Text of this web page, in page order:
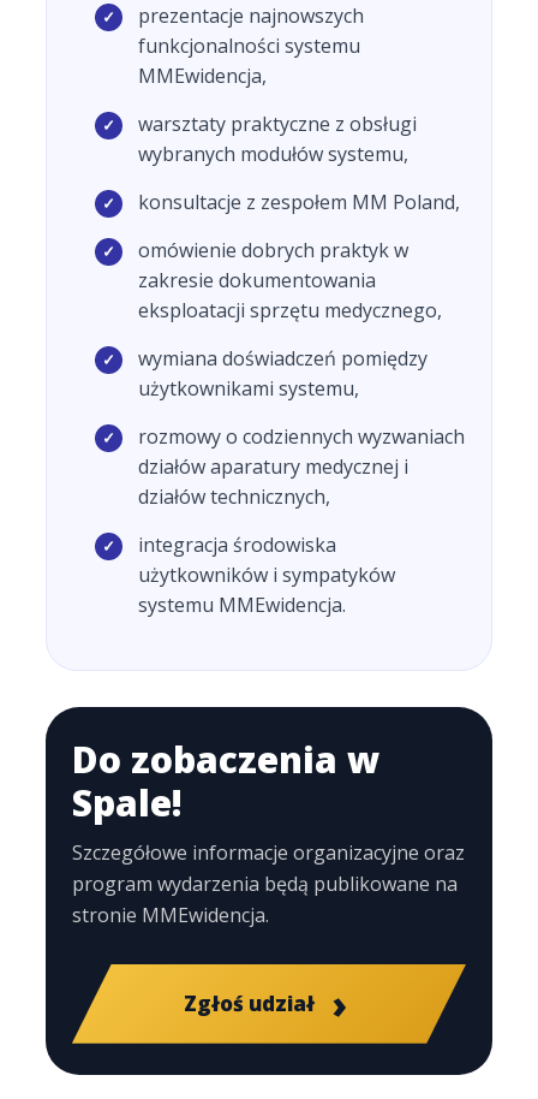
prezentacje najnowszych
funkcjonalności systemu
MMEwidencja,
warsztaty praktyczne z obsługi
wybranych modułów systemu,
konsultacje z zespołem MM Poland,
omówienie dobrych praktyk w
zakresie dokumentowania
eksploatacji sprzętu medycznego,
wymiana doświadczeń pomiędzy
użytkownikami systemu,
rozmowy o codziennych wyzwaniach
działów aparatury medycznej i
działów technicznych,
integracja środowiska
użytkowników i sympatyków
systemu MMEwidencja.
Do zobaczenia w
Spale!
Szczegółowe informacje organizacyjne oraz
program wydarzenia będą publikowane na
stronie MMEwidencja.
Zgłoś udział